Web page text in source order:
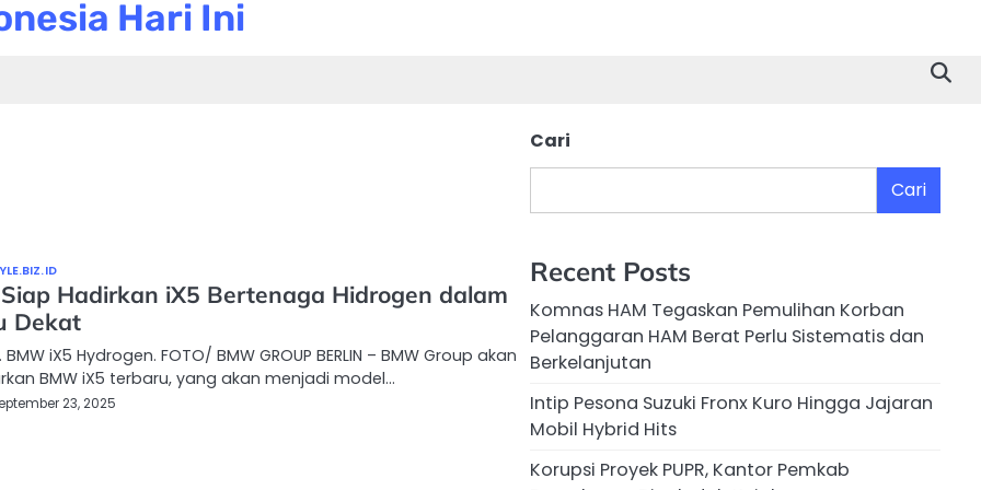
Hari Ini
Hadirkan iX5 Bertenaga Hidrogen dalam
Dekat
iX5 Hydrogen. FOTO/ BMW GROUP BERLIN – BMW Group akan
BMW iX5 terbaru, yang akan menjadi model…
23, 2025
Cari
Cari
Recent Posts
Komnas HAM Tegaskan Pemulihan Korban
Pelanggaran HAM Berat Perlu Sistematis dan
Berkelanjutan
Intip Pesona Suzuki Fronx Kuro Hingga Jajaran
Mobil Hybrid Hits
Korupsi Proyek PUPR, Kantor Pemkab